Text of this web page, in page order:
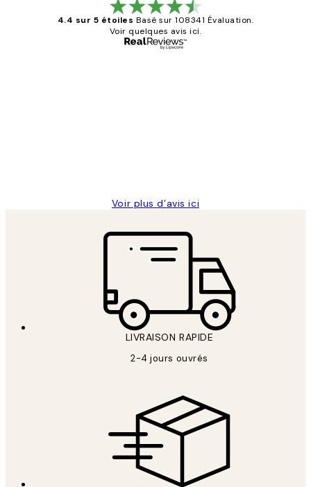
4.4 sur 5 étoiles Basé sur 108341 Évaluation.
Voir quelques avis ici.
Voir plus d’avis ici
LIVRAISON RAPIDE
2-4 jours ouvrés